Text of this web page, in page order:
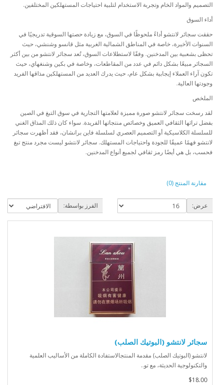
التصميم والمواد الخام وتجربة الاستخدام لتلبية احتياجات المستهلكين المختلفين.
أداء السوق
حققت سجائر لانتشو أداءً ملحوظًا في السوق، مع زيادة حصتها السوقية تدريجيًا في
السنوات الأخيرة، خاصة في المناطق الشمالية الغربية مثل قانسو وشنشي، حيث
تحظى بشعبية بين المدخنين. وفقًا لاستطلاعات السوق، تُعد سجائر لانتشو من بين أكثر
السجائر مبيعًا بشكل دائم في عدد من المقاطعات، وخاصة في بكين وشنغهاي، حيث
تكون آراء العملاء إيجابية بشكل عام، حيث يدرك العديد من المستهلكين مذاقها الفريد
وجودتها العالية.
الملخص
لقد رسخت سجائر لانتشو صورة مميزة لعلامتها التجارية في سوق التبغ في الصين
بفضل تراثها الثقافي العميق وخصائص منتجاتها الفريدة. سواء كان ذلك المذاق الغني
للسلسلة الكلاسيكية أو التصميم العصري لسلسلة فاين برانشان، فقد أظهرت سجائر
لانتشو فهمًا عميقًا للجودة واحتياجات المستهلك. سجائر لانتشو ليست مجرد منتج تبغ
فحسب، بل هي أيضًا رمز ثقافي لجميع أنواع المدخنين.
مقارنة المنتج (0)
الفرز بواسطة: عرض:
سجائر لانتشو (البوتيك الصلب)
لانتشو (البوتيك الصلب) مقدمة المنتجالاستفادة الكاملة من الأساليب العلمية
والتكنولوجية الحديثة، مع تو..
$18.00